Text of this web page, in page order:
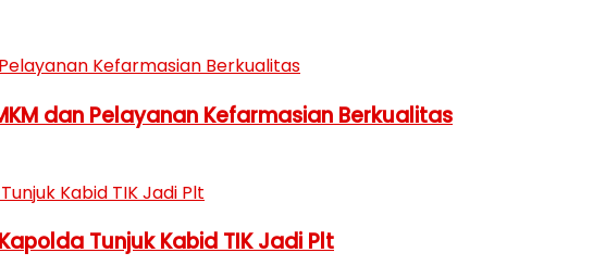
dan Pelayanan Kefarmasian Berkualitas
Tunjuk Kabid TIK Jadi Plt